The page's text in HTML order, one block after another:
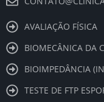
AVALIAÇÃO FÍSICA
BIOMECÂNICA DA
BIOIMPEDÂNCIA
TESTE DE FTP